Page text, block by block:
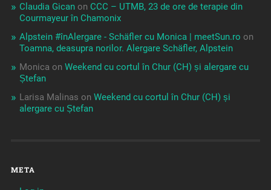
Claudia Gicanon CCC – UTMB, 23 de ore de terapie din
Courmayeur în Chamonix
Alpstein #înAlergare - Schäfler cu Monica | meetSun.ro on
Toamna, deasupra norilor. Alergare Schäfler, Alpstein
Monica on Weekend cu cortul în Chur (CH) și alergare cu
Ștefan
Larisa Malinas on Weekend cu cortul în Chur (CH) și
alergare cu Ștefan
META